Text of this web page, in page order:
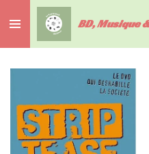
au
contenu
BD, Musique